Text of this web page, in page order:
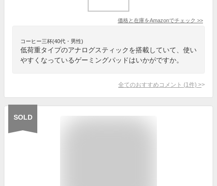
価格と在庫をAmazonでチェック >>
コーヒー三杯(40代・男性)
低荷重タイプのアナログスティックを搭載していて、使い
やすくなっているゲーミングパッドはいかがですか。
全てのおすすめコメント (1 件) >
SOLD